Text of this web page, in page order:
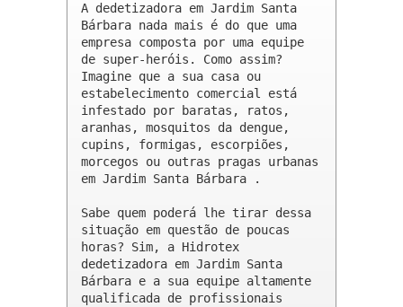
A dedetizadora em Jardim Santa
Bárbara nada mais é do que uma
empresa composta por uma equipe
de super-heróis. Como assim?
Imagine que a sua casa ou
estabelecimento comercial está
infestado por baratas, ratos,
aranhas, mosquitos da dengue,
cupins, formigas, escorpiões,
morcegos ou outras pragas urbanas
em Jardim Santa Bárbara .
Sabe quem poderá lhe tirar dessa
situação em questão de poucas
horas? Sim, a Hidrotex
dedetizadora em Jardim Santa
Bárbara e a sua equipe altamente
qualificada de profissionais